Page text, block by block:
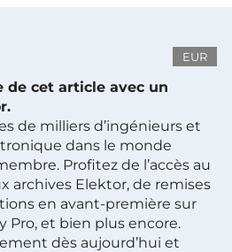
EUR
de cet article avec un
de milliers d’ingénieurs et
dans le monde
Profitez de l’accès au
archives Elektor, de remises
en avant-première sur
Pro, et bien plus encore.
dès aujourd’hui et